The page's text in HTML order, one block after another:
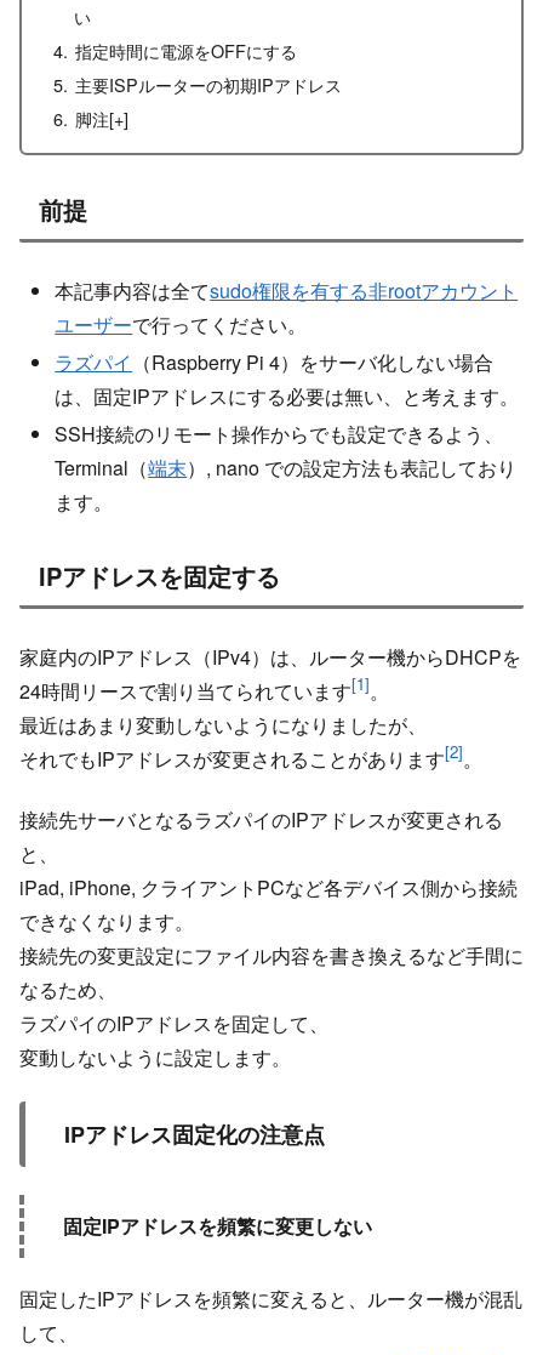
い
指定時間に電源をOFFにする
主要ISPルーターの初期IPアドレス
脚注[+]
前提
本記事内容は全てsudo権限を有する非rootアカウント
ユーザーで行ってください。
ラズパイ （Raspberry Pi 4）をサーバ化しない場合
は、固定IPアドレスにする必要は無い、と考えます。
SSH接続のリモート操作からでも設定できるよう、
Terminal（端末）, nano での設定方法も表記しており
ます。
IPアドレスを固定する
家庭内のIPアドレス（IPv4）は、ルーター機からDHCPを
24時間リースで割り当てられています[1]。
最近はあまり変動しないようになりましたが、
それでもIPアドレスが変更されることがあります[2]。
接続先サーバとなるラズパイのIPアドレスが変更される
と、
iPad, iPhone, クライアントPCなど各デバイス側から接続
できなくなります。
接続先の変更設定にファイル内容を書き換えるなど手間に
なるため、
ラズパイのIPアドレスを固定して、
変動しないように設定します。
IPアドレス固定化の注意点
固定IPアドレスを頻繁に変更しない
固定したIPアドレスを頻繁に変えると、ルーター機が混乱
して、